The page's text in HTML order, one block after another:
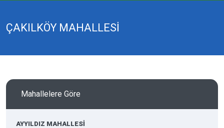
ÇAKILKÖY MAHALLESİ
Mahallelere Göre
AYYILDIZ MAHALLESİ